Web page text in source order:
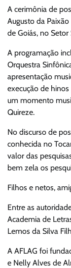
A cerimônia de
Augusto da
de Goiás, no Setor
A programação
Orquestra
apresentação
execução de
um momento
Quireze.
No discurso de
conhecida no
valor das
bem zela os
Filhos e netos,
Entre as
Academia de
Lemos da Silva
A AFLAG foi
e Nelly Alves de